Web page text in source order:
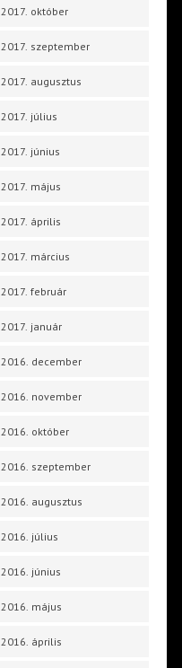
2017. október
2017. szeptember
2017. augusztus
2017. július
2017. június
2017. május
2017. április
2017. március
2017. február
2017. január
2016. december
2016. november
2016. október
2016. szeptember
2016. augusztus
2016. július
2016. június
2016. május
2016. április